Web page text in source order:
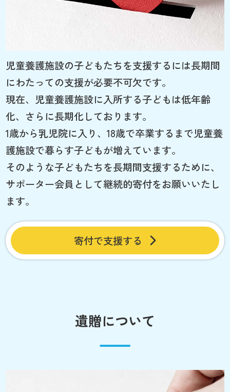
児童養護施設の子どもたちを支援するには長期間
にわたっての支援が必要不可欠です。
現在、児童養護施設に入所する子どもは低年齢
化、さらに長期化しております。
1歳から乳児院に入り、18歳で卒業するまで児童養
護施設で暮らす子どもが増えています。
そのような子どもたちを長期間支援するために、
サポーター会員として継続的寄付をお願いいたし
ます。
寄付で支援する
遺贈について